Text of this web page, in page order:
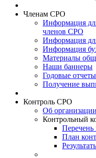
Членам СРО
Информация
членов СРО
Информация
Информация
Материалы
Наши баннеры
Годовые отчеты
Получение
Контроль СРО
Об
Контрольный
Перечень
План